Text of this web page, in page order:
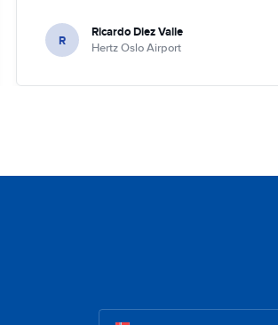
R Ricardo Diez Valle
Hertz Oslo Airport